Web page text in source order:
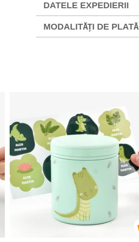
DATELE EXPEDIERII
MODALITĂȚI DE PLATĂ